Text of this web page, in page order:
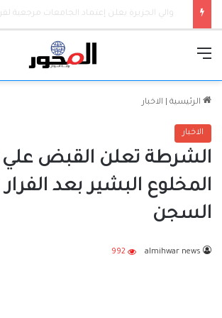
تفاصيل رحلة لبدر للطيران من القاهرة إلي
الرئيسية الاخبار
الاخبار
الشرطة تعلن القبض علي
المخلوع البشير بعد
السجن
almihwar news
992